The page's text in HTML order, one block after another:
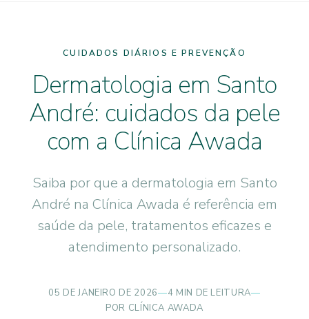
CUIDADOS DIÁRIOS E PREVENÇÃO
Dermatologia em Santo
André: cuidados da pele
com a Clínica Awada
Saiba por que a dermatologia em Santo
André na Clínica Awada é referência em
saúde da pele, tratamentos eficazes e
atendimento personalizado.
05 DE JANEIRO DE 2026—4 MIN DE LEITURA—
POR CLÍNICA AWADA